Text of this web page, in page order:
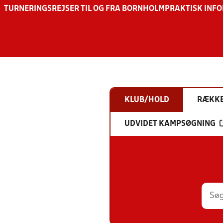
TURNERINGSREJSER TIL OG FRA BORNHOLM PRAKTISK
KLUB/HOLD
UDVIDET KAMPSØGNING